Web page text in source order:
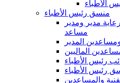
الأطباء
منسق رئيس الأطباء
مدير ومدير
مساعد
المدير
الماليين
رئيس الأطباء
رئيس الأطباء
والمساعدين